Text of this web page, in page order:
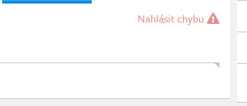
Nahlásit chybu